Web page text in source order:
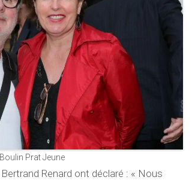
Prat Jeune
Renard ont déclaré : « Nous